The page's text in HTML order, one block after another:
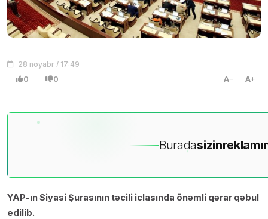
28 noyabr / 17:49
0 0 A A
Buradasizin
YAP-ın Siyasi Şurasının təcili iclasında önəmli qərar qəbul
edilib.